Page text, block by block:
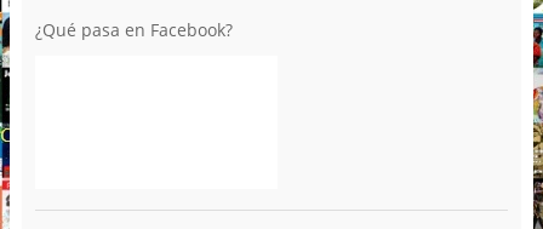
¿Qué pasa en Facebook?